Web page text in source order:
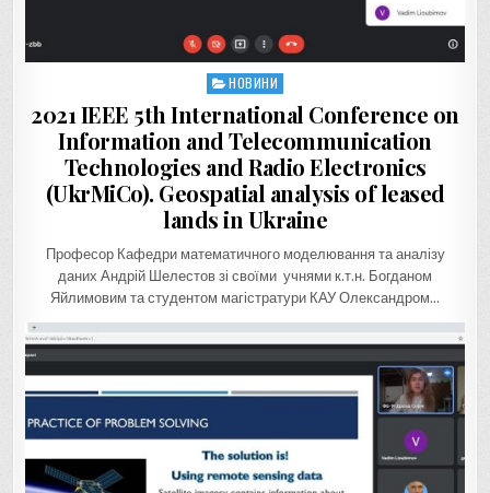
Posted
НОВИНИ
2021 IEEE 5th International Conference on
Information and Telecommunication
Technologies and Radio Electronics
(UkrMiCo). Geospatial analysis of leased
lands in Ukraine
Професор Кафедри математичного моделювання та аналізу
даних Андрій Шелестов зі своїми учнями к.т.н. Богданом
Яйлимовим та студентом магістратури КАУ Олександром…